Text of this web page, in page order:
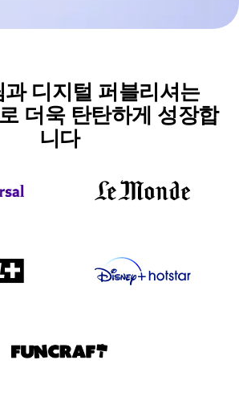
과 디지털 퍼블리셔는
더욱 탄탄하게 성장합
니다